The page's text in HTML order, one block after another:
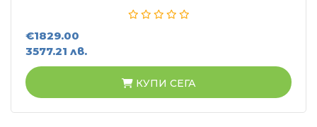
€1829.00
3577.21 лв.
КУПИ СЕГА